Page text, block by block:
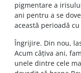
pigmentare a
ani pentru a se
această perioadă
Îngrijire. Din nou,
Acum câțiva ani,
unele dintre cele